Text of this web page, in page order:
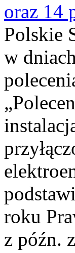
oraz 14
Polskie
w
roku
z późn.